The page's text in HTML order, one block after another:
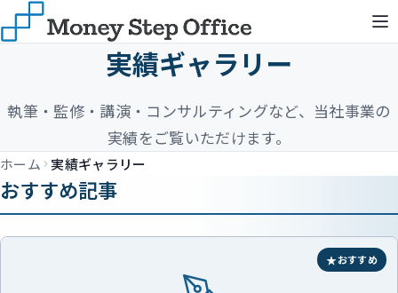
実績ギャラリー
執筆・監修・講演・コンサルティングなど、当社事業の
実績をご覧いただけます。
ホーム 実績ギャラリー
おすすめ記事
おすすめ